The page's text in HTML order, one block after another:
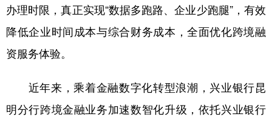
办理时限，真正实现“数据多跑路、企业少跑腿”，有效
降低企业时间成本与综合财务成本，全面优化跨境融
资服务体验。
近年来，乘着金融数字化转型浪潮，兴业银行昆
明分行跨境金融业务加速数智化升级，依托兴业银行